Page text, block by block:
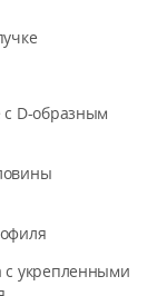
D-образным
с укрепленными